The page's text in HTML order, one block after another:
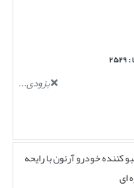
بزودی...
کننده خودرو آرئون با رایحه
ای